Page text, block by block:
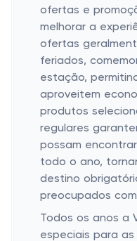
ofertas e
melhorar a
ofertas
feriados,
estação,
aproveitem
produtos
regulares
possam
todo o ano,
destino
preocupados
Todos os anos a
especiais para